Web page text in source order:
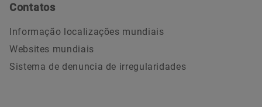
Contatos
Informação localizações mundiais
Websites mundiais
Sistema de denuncia de irregularidades